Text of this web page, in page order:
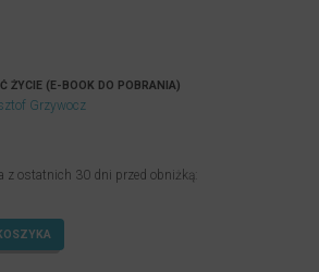
ŻYCIE (E-BOOK DO POBRANIA)
Grzywocz
z ostatnich 30 dni przed obniżką: